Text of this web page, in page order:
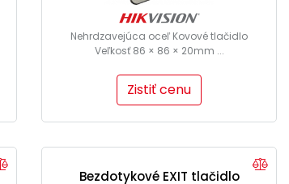
Nehrdzavejúca oceľ Kovové tlačidlo
Veľkosť 86 × 86 × 20mm ...
Zistiť cenu
Bezdotykové EXIT tlačidlo